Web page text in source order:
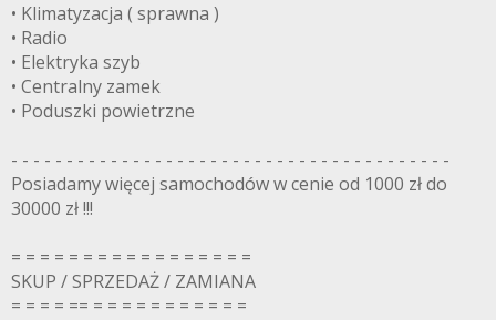
• Klimatyzacja ( sprawna )
• Radio
• Elektryka szyb
• Centralny zamek
• Poduszki powietrzne
- - - - - - - - - - - - - - - - - - - - - - - - - - - - - - - - - - - - - - - -
Posiadamy więcej samochodów w cenie od 1000 zł do
30000 zł !!!
= = = = = = = = = = = = = = = = =
SKUP / SPRZEDAŻ / ZAMIANA
= = = = == = = = = = = = = = = =